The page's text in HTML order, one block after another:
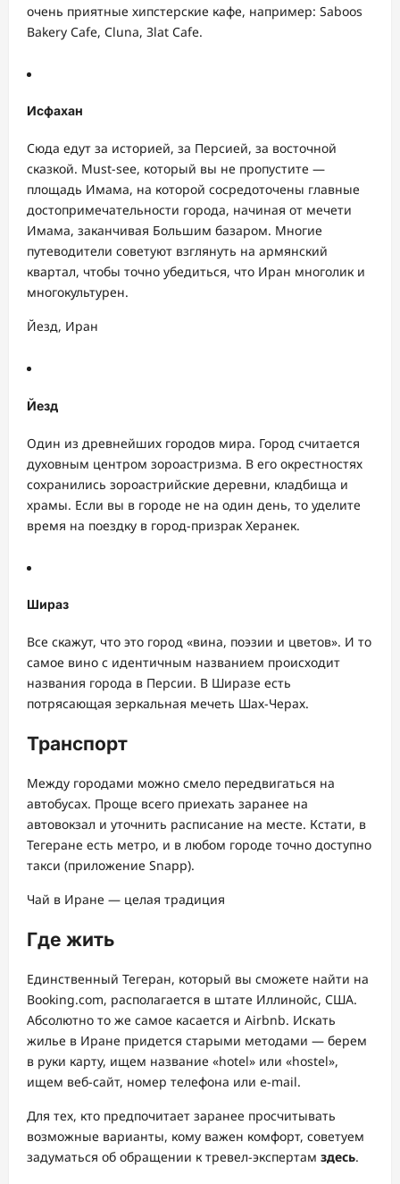
очень приятные хипстерские кафе, например: Saboos
Bakery Cafe, Cluna, 3lat Cafe.
Исфахан
Сюда едут за историей, за Персией, за восточной
сказкой. Must-see, который вы не пропустите —
площадь Имама, на которой сосредоточены главные
достопримечательности города, начиная от мечети
Имама, заканчивая Большим базаром. Многие
путеводители советуют взглянуть на армянский
квартал, чтобы точно убедиться, что Иран многолик и
многокультурен.
Йезд, Иран
Йезд
Один из древнейших городов мира. Город считается
духовным центром зороастризма. В его окрестностях
сохранились зороастрийские деревни, кладбища и
храмы. Если вы в городе не на один день, то уделите
время на поездку в город-призрак Херанек.
Шираз
Все скажут, что это город «вина, поэзии и цветов». И то
самое вино с идентичным названием происходит
названия города в Персии. В Ширазе есть
потрясающая зеркальная мечеть Шах-Черах.
Транспорт
Между городами можно смело передвигаться на
автобусах. Проще всего приехать заранее на
автовокзал и уточнить расписание на месте. Кстати, в
Тегеране есть метро, и в любом городе точно доступно
такси (приложение Snapp).
Чай в Иране — целая традиция
Где жить
Единственный Тегеран, который вы сможете найти на
Booking.com, располагается в штате Иллинойс, США.
Абсолютно то же самое касается и Airbnb. Искать
жилье в Иране придется старыми методами — берем
в руки карту, ищем название «hotel» или «hostel»,
ищем веб-сайт, номер телефона или e-mail.
Для тех, кто предпочитает заранее просчитывать
возможные варианты, кому важен комфорт, советуем
задуматься об обращении к тревел-экспертам здесь.